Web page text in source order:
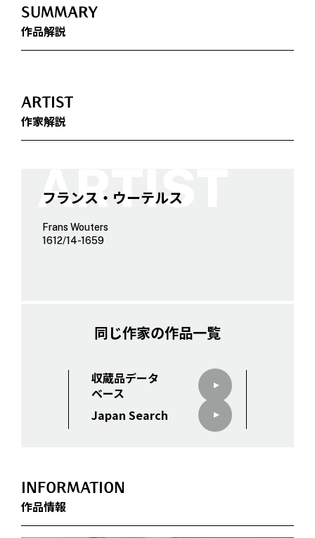
SUMMARY
作品解説
ARTIST
作家解説
フランス・ウーテルス
Frans Wouters
1612/14-1659
同じ作家の作品一覧
収蔵品データ
ベース
Japan Search
INFORMATION
作品情報